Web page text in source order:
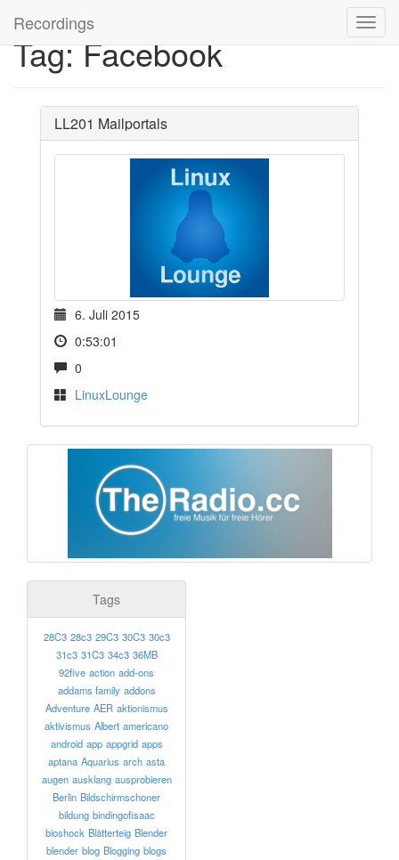
Recordings
Tag: Facebook
LL201 Mailportals
6. Juli 2015
0:53:01
0
LinuxLounge
Tags
28C3 28c3 29C3 30C3 30c3
31c3 31C3 34c3 36MB
92five action add-ons
addams family addons
Adventure AER aktionismus
aktivismus Albert americano
android app appgrid apps
aptana Aquarius arch asta
augen ausklang ausprobieren
Berlin Bildschirmschoner
bildung bindingofisaac
bioshock Blätterteig Blender
blender blog Blogging blogs